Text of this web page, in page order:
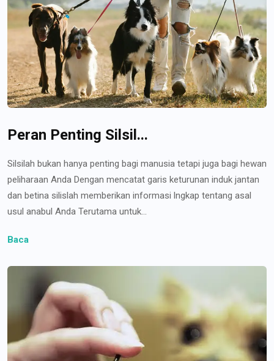
Peran Penting Silsil...
Silsilah bukan hanya penting bagi manusia tetapi juga bagi hewan
peliharaan Anda Dengan mencatat garis keturunan induk jantan
dan betina silislah memberikan informasi lngkap tentang asal
usul anabul Anda Terutama untuk...
Baca